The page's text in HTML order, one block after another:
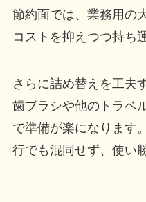
節約面では、業務用の
コストを抑えつつ持ち
さらに詰め替えを工夫
歯ブラシや他のトラベ
で準備が楽になります
行でも混同せず、使い